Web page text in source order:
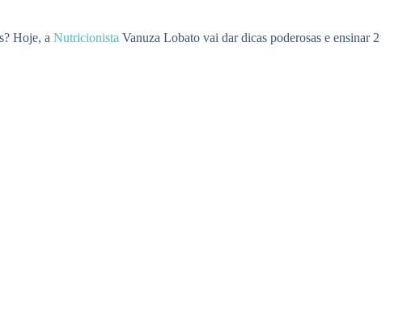
Hoje, a Nutricionista Vanuza Lobato vai dar dicas poderosas e ensinar 2